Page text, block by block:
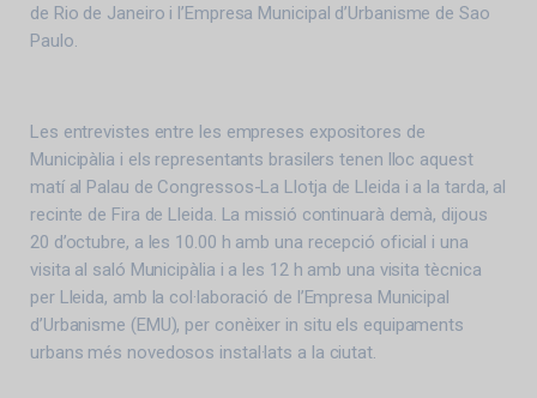
de Rio de Janeiro i l’Empresa Municipal d’Urbanisme de Sao
Paulo.
Les entrevistes entre les empreses expositores de
Municipàlia i els representants brasilers tenen lloc aquest
matí al Palau de Congressos-La Llotja de Lleida i a la tarda, al
recinte de Fira de Lleida. La missió continuarà demà, dijous
20 d’octubre, a les 10.00 h amb una recepció oficial i una
visita al saló Municipàlia i a les 12 h amb una visita tècnica
per Lleida, amb la col·laboració de l’Empresa Municipal
d’Urbanisme (EMU), per conèixer in situ els equipaments
urbans més novedosos instal·lats a la ciutat.